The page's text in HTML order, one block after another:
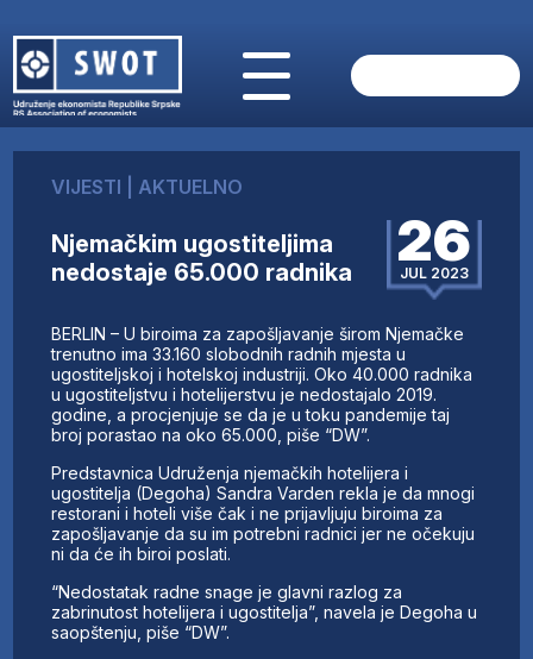
O NAMA
AKTUELNO
ANALIZE
FINANSIJE
IZ STRANIH MEDIJA
AKTIVNOSTI
SWOT INTERVJU
UČLANI SE
KONTAKT
VIJESTI AKTUELNO
Njemačkim ugostiteljima
nedostaje 65.000 radnika
26
JUL 2023
BERLIN – U biroima za zapošljavanje širom Njemačke
trenutno ima 33.160 slobodnih radnih mjesta u
ugostiteljskoj i hotelskoj industriji. Oko 40.000 radnika
u ugostiteljstvu i hotelijerstvu je nedostajalo 2019.
godine, a procjenjuje se da je u toku pandemije taj
broj porastao na oko 65.000, piše “DW”.
Predstavnica Udruženja njemačkih hotelijera i
ugostitelja (Degoha) Sandra Varden rekla je da mnogi
restorani i hoteli više čak i ne prijavljuju biroima za
zapošljavanje da su im potrebni radnici jer ne očekuju
ni da će ih biroi poslati.
“Nedostatak radne snage je glavni razlog za
zabrinutost hotelijera i ugostitelja”, navela je Degoha u
saopštenju, piše “DW”.